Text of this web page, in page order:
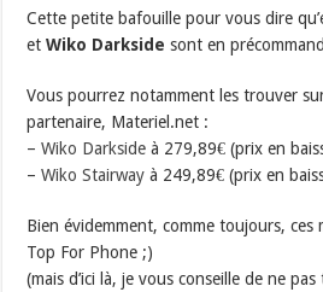
Cette petite bafouille pour vous dire
etWiko Darkside sont en
Vous pourrez notamment les trouver
partenaire, Materiel.net :
–Wiko Darkside à 279,89€ (prix en
–Wiko Stairway à 249,89€ (prix en
Bien évidemment, comme toujours, ces
Top For Phone ;)
(mais d’ici là, je vous conseille de ne